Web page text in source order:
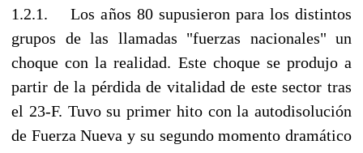
1.2.1. Los años 80 supusieron para los distintos
grupos de las llamadas "fuerzas nacionales" un
choque con la realidad. Este choque se produjo a
partir de la pérdida de vitalidad de este sector tras
el 23-F. Tuvo su primer hito con la autodisolución
de Fuerza Nueva y su segundo momento dramático